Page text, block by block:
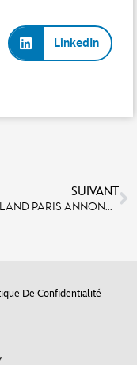
LinkedIn
SUIVANT
DISNEYLAND PARIS ANNONCE LA MISE EN SERVICE DE LA PREMIERE TRANCHE DE SA CENTRALE EN OMBRIÈRES PHOTOVOLTAÏQUES
De Confidentialité